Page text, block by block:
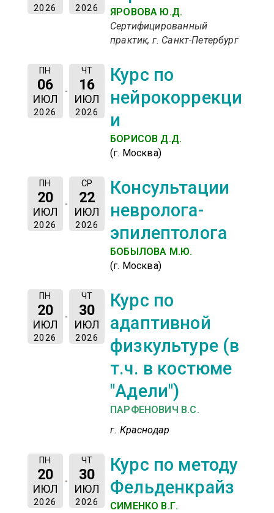
2026 2026
ЯРОВОВА Ю.Д.
Сертифицированный
практик, г. Санкт-Петербург
ПН
06
ИЮЛ
2026
ЧТ
16
ИЮЛ
2026
Курс по
нейрокоррекци
и
БОРИСОВ Д.Д.
(г. Москва)
ПН
20
ИЮЛ
2026
СР
22
ИЮЛ
2026
Консультации
невролога-
эпилептолога
БОБЫЛОВА М.Ю.
(г. Москва)
ПН
20
ИЮЛ
2026
ЧТ
30
ИЮЛ
2026
Курс по
адаптивной
физкультуре (в
т.ч. в костюме
"Адели")
ПАРФЕНОВИЧ В.С.
г. Краснодар
ПН
20
ИЮЛ
2026
ЧТ
30
ИЮЛ
2026
Курс по методу
Фельденкрайз
СИМЕНКО В.Г.